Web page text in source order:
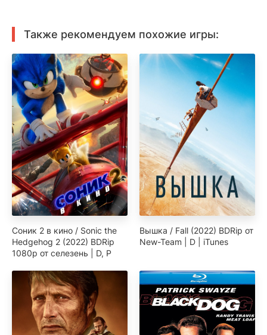
Также рекомендуем похожие игры:
Соник 2 в кино / Sonic the
Hedgehog 2 (2022) BDRip
1080p от селезень | D, P
Вышка / Fall (2022) BDRip от
New-Team | D | iTunes